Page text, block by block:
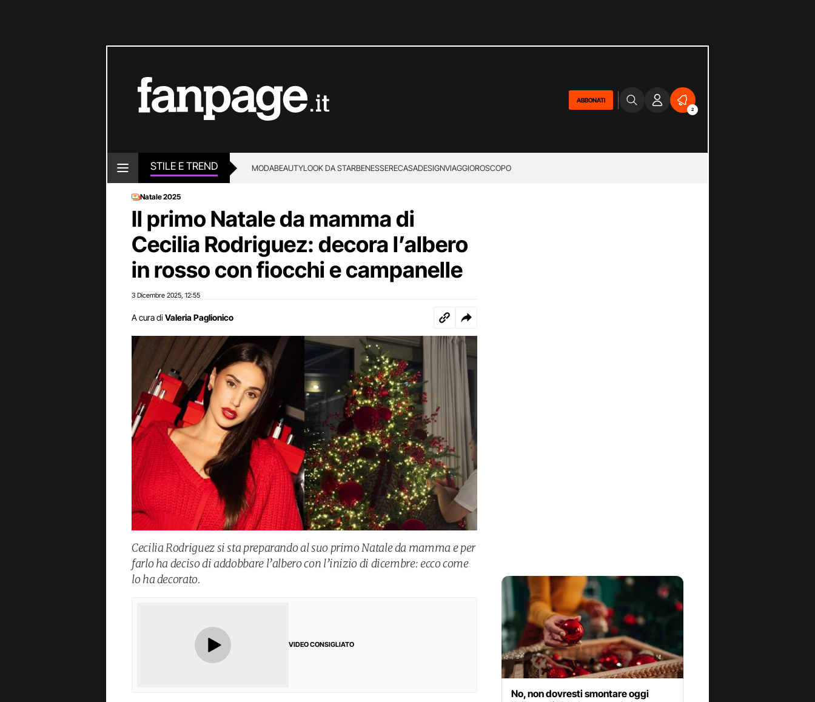
ABBONATI
2
STILE E TREND MODABEAUTYLOOK DA STARBENESSERECASADESIGNVIAGGIOROSCOPO
Natale 2025
Il primo Natale da mamma di
Cecilia Rodriguez: decora l’albero
in rosso con fiocchi e campanelle
3 Dicembre 2025 12:55
A cura di Valeria Paglionico
Cecilia Rodriguez si sta preparando al suo primo Natale da mamma e per
farlo ha deciso di addobbare l’albero con l’inizio di dicembre: ecco come
lo ha decorato.
VIDEO CONSIGLIATO
No, non dovresti smontare oggi